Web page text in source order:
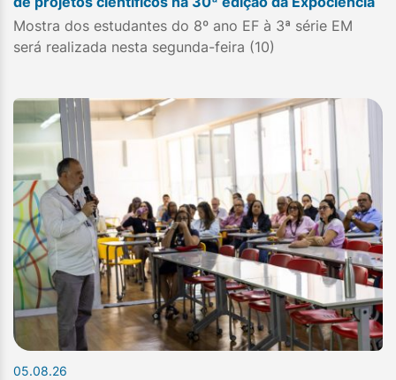
Mostra dos estudantes do 8º ano EF à 3ª série EM
será realizada nesta segunda-feira (10)
05.08.26